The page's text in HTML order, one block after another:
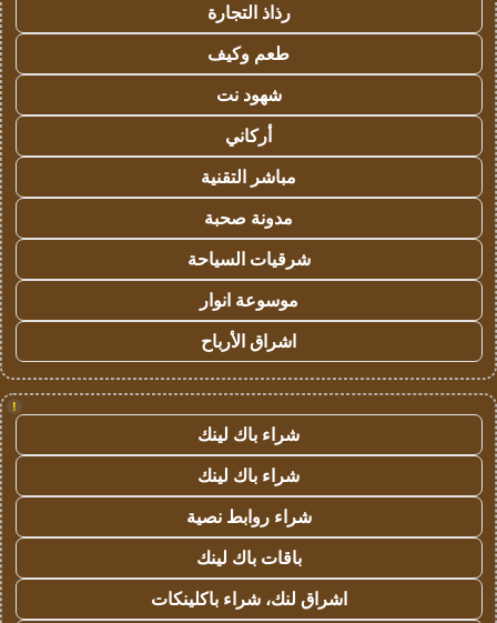
رذاذ التجارة
طعم وكيف
شهود نت
أركاني
مباشر التقنية
مدونة صحبة
شرقيات السياحة
موسوعة انوار
اشراق الأرباح
!
شراء باك لينك
شراء باك لينك
شراء روابط نصية
باقات باك لينك
اشراق لنك، شراء باكلينكات